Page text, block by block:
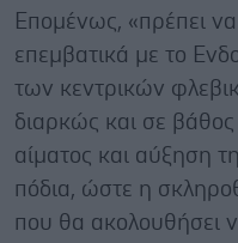
Επομένως, «πρέπει
επεμβατικά με το
των κεντρικών
διαρκώς και σε
αίματος και αύξηση
πόδια, ώστε η
που θα ακολουθήσει